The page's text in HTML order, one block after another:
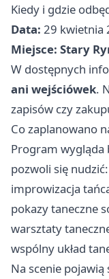
Kiedy i gdzie
Data: 29 kwietnia
Miejsce: Stary
W dostępnych
ani wejściówek.
zapisów czy
Co zaplanowano
Program wygląda
pozwoli się nudzić:
improwizacja
pokazy taneczne
warsztaty
wspólny układ
Na scenie pojawią